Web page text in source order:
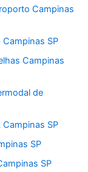
Campinas
SP
Campinas
de
SP
SP
SP